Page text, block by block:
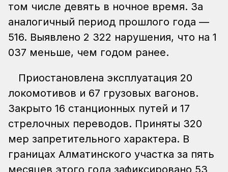
том числе девять в ночное время. За
аналогичный период прошлого года —
516. Выявлено 2 322 нарушения, что на 1
037 меньше, чем годом ранее.
Приостановлена эксплуатация 20
локомотивов и 67 грузовых вагонов.
Закрыто 16 станционных путей и 17
стрелочных переводов. Приняты 320
мер запретительного характера. В
границах Алматинского участка за пять
месяцев этого года зафиксировано 53